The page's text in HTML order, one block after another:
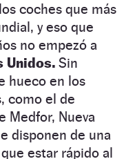
coches que más
y eso que
no empezó a
Unidos. Sin
hueco en los
como el de
Medfor, Nueva
disponen de una
estar rápido al